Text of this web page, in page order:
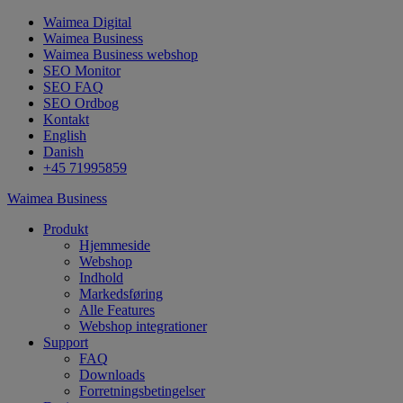
Waimea Digital
Waimea Business
Waimea Business webshop
SEO Monitor
SEO FAQ
SEO Ordbog
Kontakt
English
Danish
+45 71995859
Waimea Business
Produkt
Hjemmeside
Webshop
Indhold
Markedsføring
Alle Features
Webshop integrationer
Support
FAQ
Downloads
Forretningsbetingelser